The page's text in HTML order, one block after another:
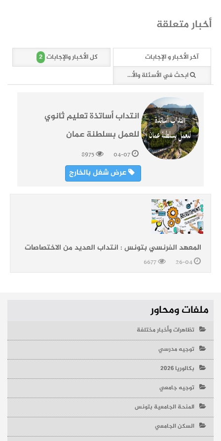
أخبار متعلقة
آخر الأخبار و الإجابات كل الأخبار والإجابات 2
ابحث في الأسئلة والأخبار (2 وثائق)
انتداب أساتذة تعليم ثانوي
للعمل بسلطنة عمان
04-07
8975
عرض شغل بالخارج
المعهد الفرنسي بتونس : انتداب العديد من الاختصاصات
ملفات ومحاور
تظاهرات وأخبار مختلفة
توجيه مدرسي
بكالوريا 2026
توجيه جامعي
المنحة الجامعية بتونس
السكن الجامعي